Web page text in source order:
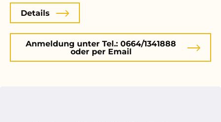
Details
Anmeldung unter Tel.: 0664/1341888
oder per Email